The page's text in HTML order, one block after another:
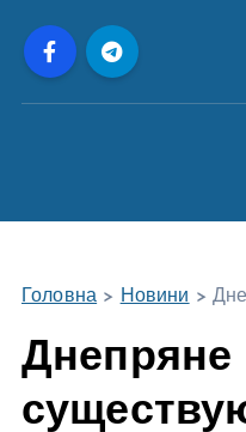
Головна > Новини >
Днепряне